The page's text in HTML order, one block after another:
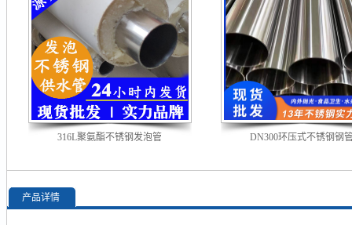
316L聚氨酯不锈钢发泡管 DN300环压式不锈钢钢
产品详情